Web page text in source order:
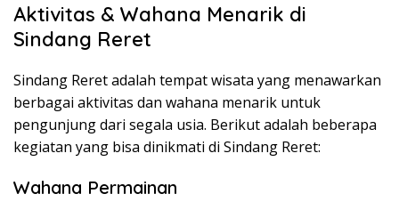
Aktivitas & Wahana Menarik di
Sindang Reret
Sindang Reret adalah tempat wisata yang menawarkan
berbagai aktivitas dan wahana menarik untuk
pengunjung dari segala usia. Berikut adalah beberapa
kegiatan yang bisa dinikmati di Sindang Reret:
Wahana Permainan